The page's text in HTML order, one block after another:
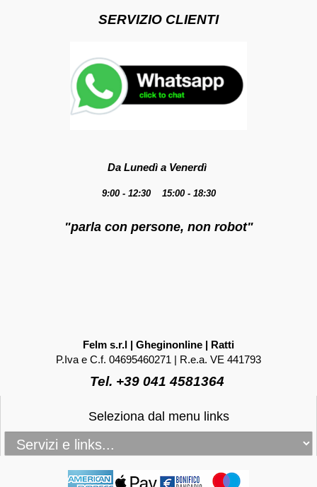
SERVIZIO CLIENTI
Da Lunedì a Venerdì
9:00 - 12:30 15:00 - 18:30
"parla con persone, non robot"
Felm s.r.l | Gheginonline | Ratti
P.Iva e C.f. 04695460271 | R.e.a. VE 441793
Tel. +39 041 4581364
Seleziona dal menu links